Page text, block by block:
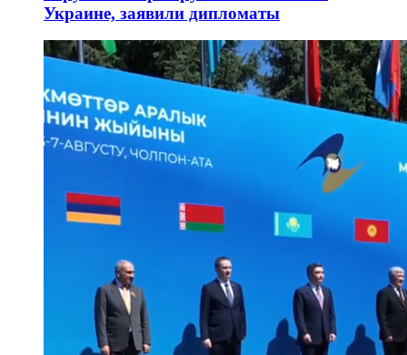
Украине, заявили дипломаты